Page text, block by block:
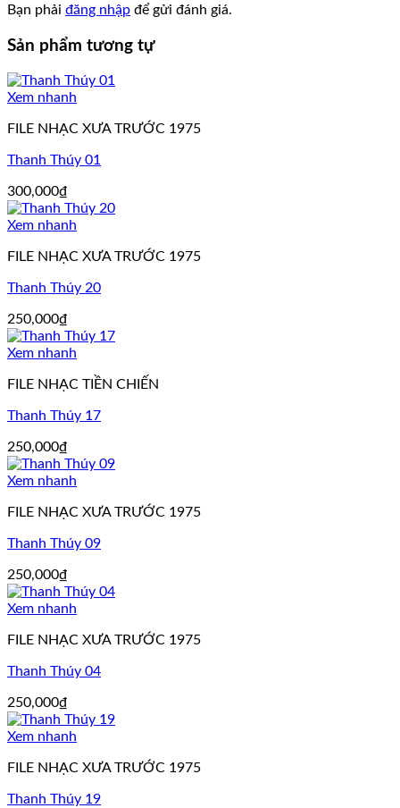
Bạn phải đăng nhập để gửi đánh giá.
Sản phẩm tương tự
Xem nhanh
FILE NHẠC XƯA TRƯỚC 1975
Thanh Thúy 01
300,000₫
Xem nhanh
FILE NHẠC XƯA TRƯỚC 1975
Thanh Thúy 20
250,000₫
Xem nhanh
FILE NHẠC TIỀN CHIẾN
Thanh Thúy 17
250,000₫
Xem nhanh
FILE NHẠC XƯA TRƯỚC 1975
Thanh Thúy 09
250,000₫
Xem nhanh
FILE NHẠC XƯA TRƯỚC 1975
Thanh Thúy 04
250,000₫
Xem nhanh
FILE NHẠC XƯA TRƯỚC 1975
Thanh Thúy 19